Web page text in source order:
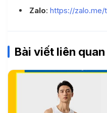
Zalo: https://zalo.me/
Bài viết liên quan